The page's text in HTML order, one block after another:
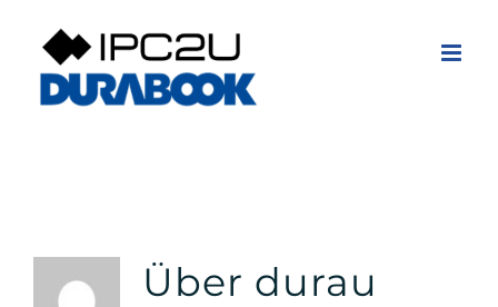
Inhalt
springen
Über durau